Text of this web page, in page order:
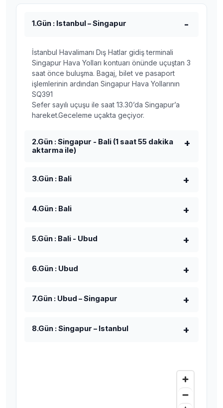
1.Gün : Istanbul – Singapur
İstanbul Havalimanı Dış Hatlar gidiş terminali
Singapur Hava Yolları kontuarı önünde uçuştan 3
saat önce buluşma. Bagaj, bilet ve pasaport
işlemlerinin ardından Singapur Hava Yollarının
SQ391
Sefer sayılı uçuşu ile saat 13.30’da Singapur’a
hareket.Geceleme uçakta geçiyor.
2.Gün : Singapur - Bali (1 saat 55 dakika
aktarma ile)
3.Gün : Bali
4.Gün : Bali
5.Gün : Bali - Ubud
6.Gün : Ubud
7.Gün : Ubud – Singapur
8.Gün : Singapur – Istanbul